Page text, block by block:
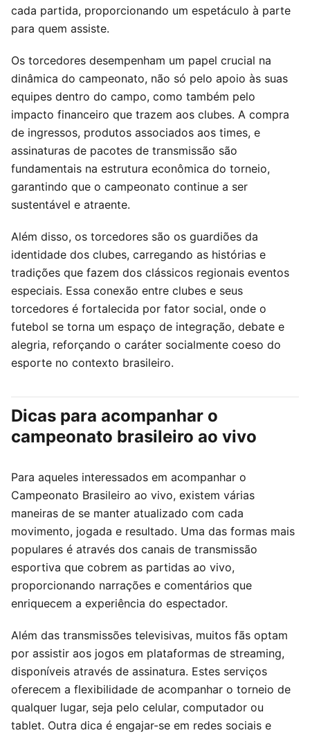
cada partida, proporcionando um espetáculo à parte
para quem assiste.
Os torcedores desempenham um papel crucial na
dinâmica do campeonato, não só pelo apoio às suas
equipes dentro do campo, como também pelo
impacto financeiro que trazem aos clubes. A compra
de ingressos, produtos associados aos times, e
assinaturas de pacotes de transmissão são
fundamentais na estrutura econômica do torneio,
garantindo que o campeonato continue a ser
sustentável e atraente.
Além disso, os torcedores são os guardiões da
identidade dos clubes, carregando as histórias e
tradições que fazem dos clássicos regionais eventos
especiais. Essa conexão entre clubes e seus
torcedores é fortalecida por fator social, onde o
futebol se torna um espaço de integração, debate e
alegria, reforçando o caráter socialmente coeso do
esporte no contexto brasileiro.
Dicas para acompanhar o
campeonato brasileiro ao vivo
Para aqueles interessados em acompanhar o
Campeonato Brasileiro ao vivo, existem várias
maneiras de se manter atualizado com cada
movimento, jogada e resultado. Uma das formas mais
populares é através dos canais de transmissão
esportiva que cobrem as partidas ao vivo,
proporcionando narrações e comentários que
enriquecem a experiência do espectador.
Além das transmissões televisivas, muitos fãs optam
por assistir aos jogos em plataformas de streaming,
disponíveis através de assinatura. Estes serviços
oferecem a flexibilidade de acompanhar o torneio de
qualquer lugar, seja pelo celular, computador ou
tablet. Outra dica é engajar-se em redes sociais e